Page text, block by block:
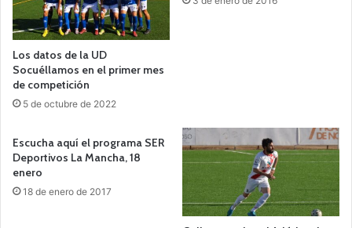
Los datos de la UD
Socuéllamos en el primer mes
de competición
5 de octubre de 2022
Escucha aquí el programa SER
Deportivos La Mancha, 18
enero
18 de enero de 2017